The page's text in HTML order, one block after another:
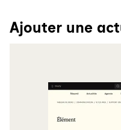
Ajouter une